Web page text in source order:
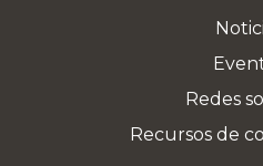
Redes
Recursos de